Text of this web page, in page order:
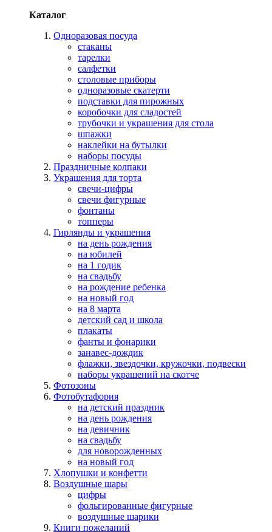
Каталог
Одноразовая посуда
стаканы
тарелки
салфетки
столовые приборы
одноразовые скатерти
подставки для пирожных
коробочки для сладостей
трубочки и украшения для стола
шпажки
наклейки на бутылки
наборы посуды
Праздничные колпаки
Украшения для торта
свечи-цифры
свечи фигурные
фонтаны
топперы
Гирлянды и украшения
на день рождения
на юбилей
на 1 годик
на свадьбу
на рождение ребенка
на новый год
на 8 марта
детский сад и школа
плакаты
фанты и фонарики
занавес-дождик
флажки, звездочки, кружочки, подвески
наборы украшений на скотче
Фотозоны
Фотобутафория
на детский праздник
на день рождения
на девичник
на свадьбу
для новорожденных
на новый год
Хлопушки и конфетти
Воздушные шары
цифры
фольгированные фигурные
воздушные шарики
Книги пожеланий